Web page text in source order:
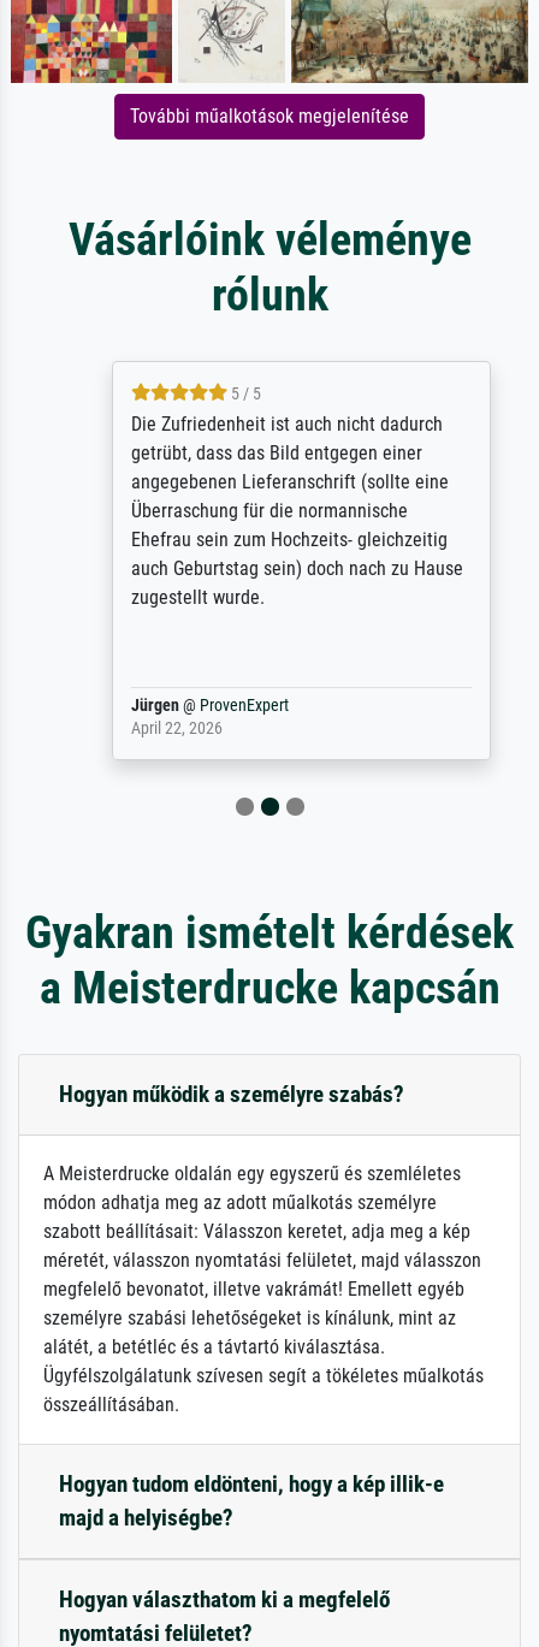
További műalkotások megjelenítése
Vásárlóink véleménye
rólunk
5 / 5
Die Zufriedenheit ist auch nicht dadurch
getrübt, dass das Bild entgegen einer
angegebenen Lieferanschrift (sollte eine
Überraschung für die normannische
Ehefrau sein zum Hochzeits- gleichzeitig
auch Geburtstag sein) doch nach zu Hause
zugestellt wurde.
Jürgen@ProvenExpert
April 22, 2026
Gyakran ismételt kérdések
a Meisterdrucke kapcsán
Hogyan működik a személyre szabás?
A Meisterdrucke oldalán egy egyszerű és szemléletes
módon adhatja meg az adott műalkotás személyre
szabott beállításait: Válasszon keretet, adja meg a kép
méretét, válasszon nyomtatási felületet, majd válasszon
megfelelő bevonatot, illetve vakrámát! Emellett egyéb
személyre szabási lehetőségeket is kínálunk, mint az
alátét, a betétléc és a távtartó kiválasztása.
Ügyfélszolgálatunk szívesen segít a tökéletes műalkotás
összeállításában.
Hogyan tudom eldönteni, hogy a kép illik-e
majd a helyiségbe?
Hogyan választhatom ki a megfelelő
nyomtatási felületet?